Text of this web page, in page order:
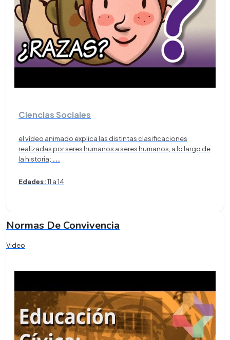
Ciencias Sociales
el vídeo animado explica las distintas clasificaciones
realizadas por seres humanos a seres humanos, a lo largo de
la historia; ...
Edades:11 a 14
Normas De Convivencia
Video